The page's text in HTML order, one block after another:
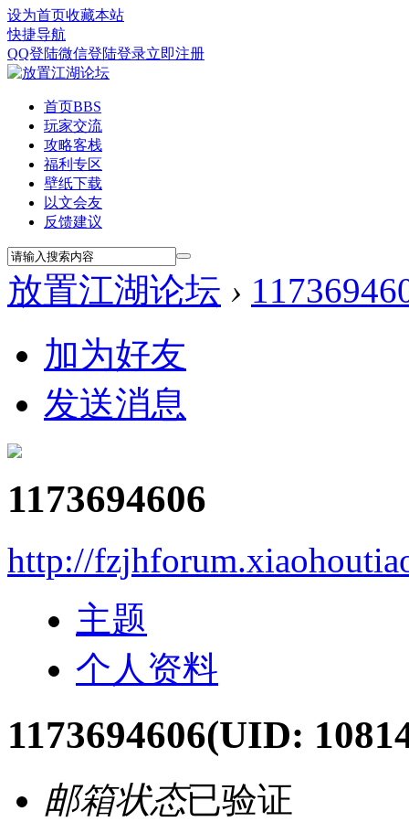
设为首页收藏本站
快捷导航
QQ登陆微信登陆登录立即注册
首页BBS
玩家交流
攻略客栈
福利专区
壁纸下载
以文会友
反馈建议
放置江湖论坛 ›
加为好友
发送消息
1173694606
http://
主题
个人资料
1173694606(UID:
邮箱状态已验证